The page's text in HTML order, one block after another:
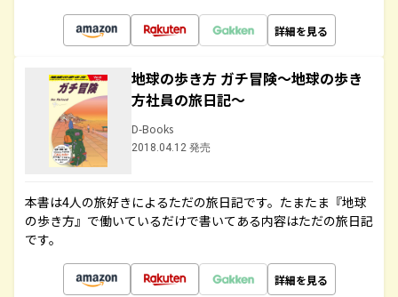
詳細を見る
地球の歩き方 ガチ冒険～地球の歩き
方社員の旅日記～
D-Books
2018.04.12 発売
本書は4人の旅好きによるただの旅日記です。たまたま『地球
の歩き方』で働いているだけで書いてある内容はただの旅日記
です。
詳細を見る